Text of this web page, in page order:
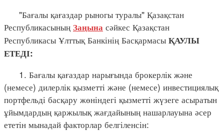
"Бағалы қағаздар рыногы туралы" Қазақстан
Республикасының Заңына сәйкес Қазақстан
Республикасы Ұлттық Банкінің Басқармасы ҚАУЛЫ
ЕТЕДІ:
1. Бағалы қағаздар нарығында брокерлік және
(немесе) дилерлік қызметті және (немесе) инвестициялық
портфельді басқару жөніндегі қызметті жүзеге асыратын
ұйымдардың қаржылық жағдайының нашарлауына әсер
ететін мынадай факторлар белгіленсін: